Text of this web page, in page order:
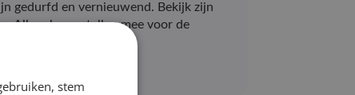
gedurfd en vernieuwend. Bekijk zijn
Alle releases tellen mee voor de
stem